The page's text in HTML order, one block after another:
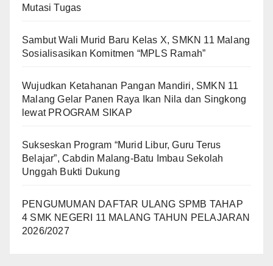
Mutasi Tugas
Sambut Wali Murid Baru Kelas X, SMKN 11 Malang
Sosialisasikan Komitmen “MPLS Ramah”
Wujudkan Ketahanan Pangan Mandiri, SMKN 11
Malang Gelar Panen Raya Ikan Nila dan Singkong
lewat PROGRAM SIKAP
Sukseskan Program “Murid Libur, Guru Terus
Belajar”, Cabdin Malang-Batu Imbau Sekolah
Unggah Bukti Dukung
PENGUMUMAN DAFTAR ULANG SPMB TAHAP
4 SMK NEGERI 11 MALANG TAHUN PELAJARAN
2026/2027